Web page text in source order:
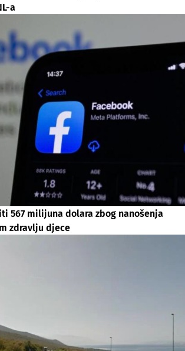
a
567 milijuna dolara zbog nanošenja
zdravlju djece